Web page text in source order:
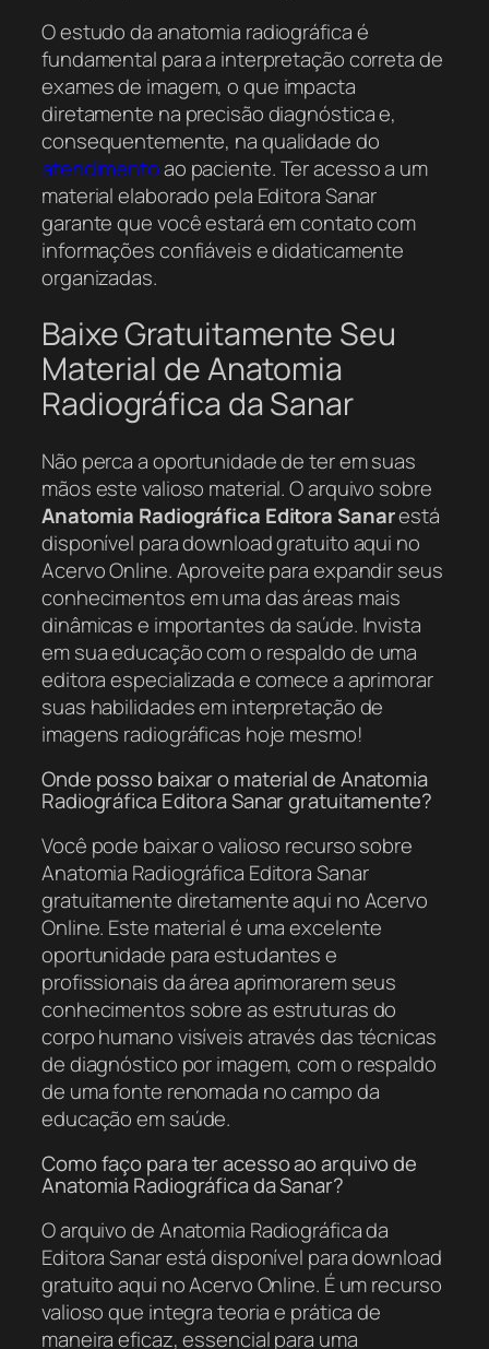
O estudo da anatomia radiográfica é
fundamental para a interpretação correta de
exames de imagem, o que impacta
diretamente na precisão diagnóstica e,
consequentemente, na qualidade do
atendimentoao paciente. Ter acesso a um
material elaborado pela Editora Sanar
garante que você estará em contato com
informações confiáveis e didaticamente
organizadas.
Baixe Gratuitamente Seu
Material de Anatomia
Radiográfica da Sanar
Não perca a oportunidade de ter em suas
mãos este valioso material. O arquivo sobre
Anatomia Radiográfica Editora Sanarestá
disponível para download gratuito aqui no
Acervo Online. Aproveite para expandir seus
conhecimentos em uma das áreas mais
dinâmicas e importantes da saúde. Invista
em sua educação com o respaldo de uma
editora especializada e comece a aprimorar
suas habilidades em interpretação de
imagens radiográficas hoje mesmo!
Onde posso baixar o material de Anatomia
Radiográfica Editora Sanar gratuitamente?
Você pode baixar o valioso recurso sobre
Anatomia Radiográfica Editora Sanar
gratuitamente diretamente aqui no Acervo
Online. Este material é uma excelente
oportunidade para estudantes e
profissionais da área aprimorarem seus
conhecimentos sobre as estruturas do
corpo humano visíveis através das técnicas
de diagnóstico por imagem, com o respaldo
de uma fonte renomada no campo da
educação em saúde.
Como faço para ter acesso ao arquivo de
Anatomia Radiográfica da Sanar?
O arquivo de Anatomia Radiográfica da
Editora Sanar está disponível para download
gratuito aqui no Acervo Online. É um recurso
valioso que integra teoria e prática de
maneira eficaz, essencial para uma